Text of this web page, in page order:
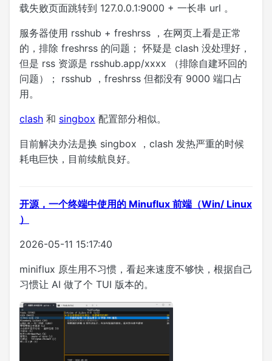
载失败页面跳转到 127.0.0.1:9000 + 一长串 url 。
服务器使用 rsshub + freshrss ，在网页上看是正常
的，排除 freshrss 的问题； 怀疑是 clash 没处理好，
但是 rss 资源是 rsshub.app/xxxx （排除自建环回的
问题）； rsshub ，freshrss 但都没有 9000 端口占
用。
clash 和 singbox 配置部分相似。
目前解决办法是换 singbox ，clash 发热严重的时候
耗电巨快，目前续航良好。
开源，一个终端中使用的 Minuflux 前端（Win/ Linux
）
2026-05-11 15:17:40
miniflux 原生用不习惯，看起来速度不够快，根据自己
习惯让 AI 做了个 TUI 版本的。